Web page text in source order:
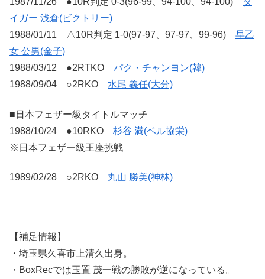
イガー 浅倉(ビクトリー)
1988/01/11 △10R判定 1-0(97-97、97-97、99-96) 早乙
女 公男(金子)
1988/03/12 ●2RTKO パク・チャンヨン(韓)
1988/09/04 ○2RKO 水尾 義任(大分)
■日本フェザー級タイトルマッチ
1988/10/24 ●10RKO 杉谷 満(ベル協栄)
※日本フェザー級王座挑戦
1989/02/28 ○2RKO 丸山 勝美(神林)
【補足情報】
・埼玉県久喜市上清久出身。
・BoxRecでは玉置 茂一戦の勝敗が逆になっている。